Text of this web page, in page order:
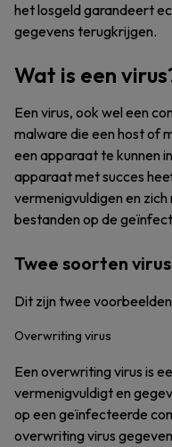
het losgeld garandeert
gegevens terugkrijgen.
Wat is een
Een virus, ook wel een
malware die een host of
een apparaat te kunnen
apparaat met succes
vermenigvuldigen en zich
bestanden op de
Twee soorten
Dit zijn twee
Overwriting virus
Een overwriting virus is
vermenigvuldigt en
op een geïnfecteerde
overwriting virus